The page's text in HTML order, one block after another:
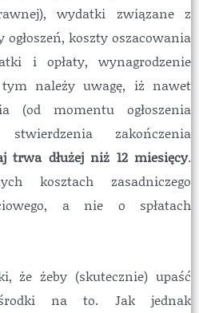
wydatki związane z
koszty oszacowania
i opłaty, wynagrodzenie
należy uwagę, iż nawet
(od momentu ogłoszenia
zakończenia
trwa dłużej niż 12 miesięcy.
kosztach zasadniczego
a nie o spłatach
że żeby (skutecznie) upaść
na to. Jak jednak